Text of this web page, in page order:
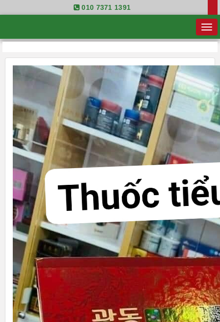
010 7371 1391